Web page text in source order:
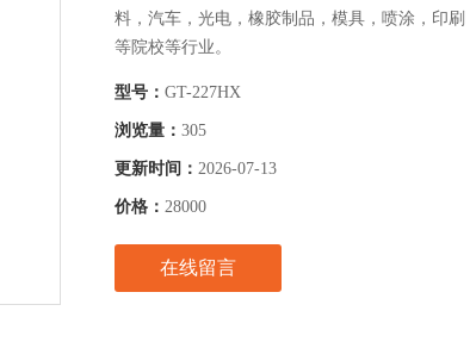
料，汽车，光电，橡胶制品，模具，喷涂，印
等院校等行业。
型号： GT-227HX
浏览量： 305
更新时间： 2026-07-13
价格： 28000
在线留言